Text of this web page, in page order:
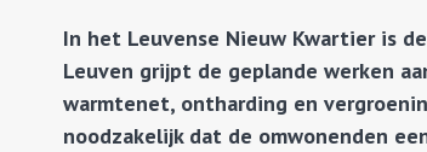
In het Leuvense Nieuw Kwartier is
Leuven grijpt de geplande werken
warmtenet, ontharding en
noodzakelijk dat de omwonenden